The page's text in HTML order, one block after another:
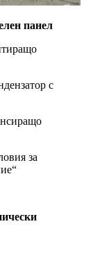
панел
с
за